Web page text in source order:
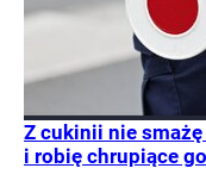
Z cukinii nie
i robię chrupiące